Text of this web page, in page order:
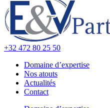
+32 472 80 25 50
Domaine d’expertise
Nos atouts
Actualités
Contact